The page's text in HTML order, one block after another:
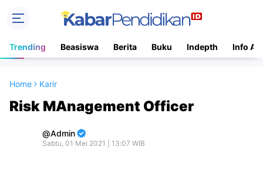
Trending Beasiswa Berita Buku Indepth Info
Home Karir
Risk MAnagement Officer
Admin
Sabtu, 01 Mei 2021 | 13:07 WIB